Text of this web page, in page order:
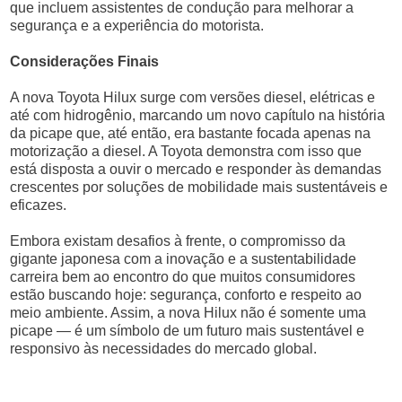
que incluem assistentes de condução para melhorar a
segurança e a experiência do motorista.
Considerações Finais
A nova Toyota Hilux surge com versões diesel, elétricas e
até com hidrogênio, marcando um novo capítulo na história
da picape que, até então, era bastante focada apenas na
motorização a diesel. A Toyota demonstra com isso que
está disposta a ouvir o mercado e responder às demandas
crescentes por soluções de mobilidade mais sustentáveis e
eficazes.
Embora existam desafios à frente, o compromisso da
gigante japonesa com a inovação e a sustentabilidade
carreira bem ao encontro do que muitos consumidores
estão buscando hoje: segurança, conforto e respeito ao
meio ambiente. Assim, a nova Hilux não é somente uma
picape — é um símbolo de um futuro mais sustentável e
responsivo às necessidades do mercado global.